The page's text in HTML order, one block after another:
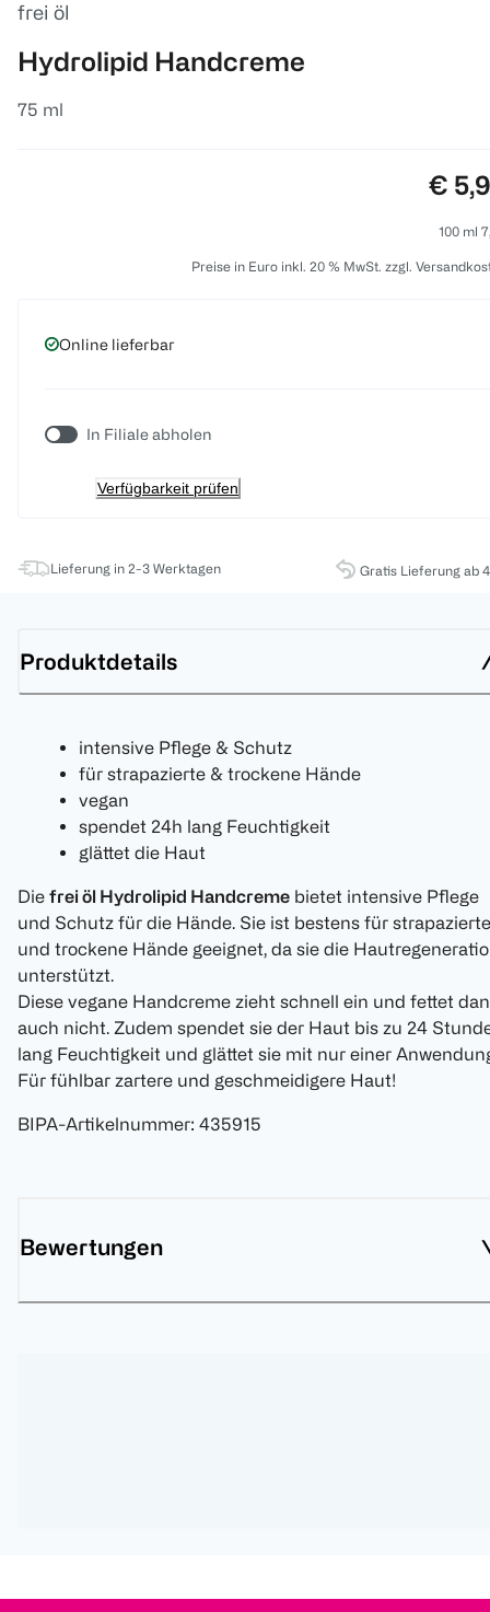
frei öl
Hydrolipid Handcreme
75 ml
€
100 ml
Preise in Euro inkl. 20 % MwSt. zzgl.
Online lieferbar
In Filiale abholen
Verfügbarkeit prüfen
Lieferung in 2-3 Werktagen Gratis Lieferung ab
Produktdetails
intensive Pflege & Schutz
für strapazierte & trockene Hände
vegan
spendet 24h lang Feuchtigkeit
glättet die Haut
Die frei öl Hydrolipid Handcreme bietet intensive Pflege
und Schutz für die Hände. Sie ist bestens für strapazierte
und trockene Hände geeignet, da sie die
unterstützt.
Diese vegane Handcreme zieht schnell ein und fettet
auch nicht. Zudem spendet sie der Haut bis zu 24
lang Feuchtigkeit und glättet sie mit nur einer
Für fühlbar zartere und geschmeidigere Haut!
BIPA-Artikelnummer: 435915
Bewertungen